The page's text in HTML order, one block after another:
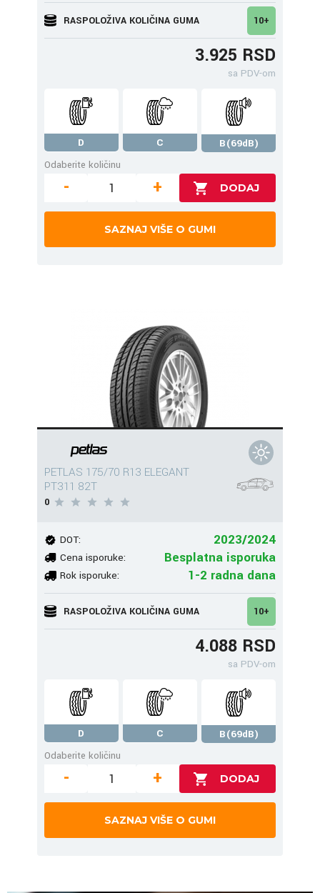
RASPOLOŽIVA KOLIČINA GUMA 10+
3.925 RSD
sa PDV-om
D C
B(69dB)
Odaberite količinu
- +
SAZNAJ VIŠE O GUMI
PETLAS 175/70 R13 ELEGANT
PT311 82T
0
DOT: 2023/2024
Cena isporuke: Besplatna isporuka
Rok isporuke: 1-2 radna dana
RASPOLOŽIVA KOLIČINA GUMA 10+
4.088 RSD
sa PDV-om
D C
B(69dB)
Odaberite količinu
- +
SAZNAJ VIŠE O GUMI